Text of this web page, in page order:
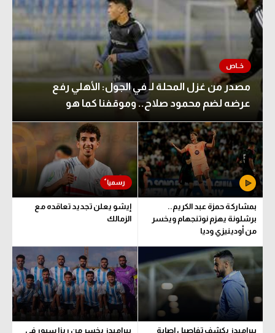
مصدر من غزل المحلة لـ في الجول: الأهلي رفع
عرضه لضم محمود صلاح.. وموقفنا كما هو
بمشاركة حمزة عبد الكريم..
برشلونة يهزم نوتنجهام ويخسر
من أودينيزي وديا
إيشو يعلن تجديد تعاقده مع
الزمالك
بيراميدز يكشف تفاصيل إصابة بيراميدز يخسر من ريزا سبور في